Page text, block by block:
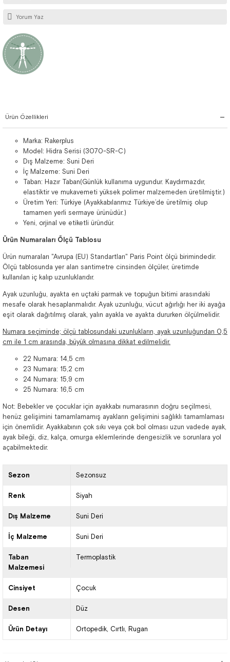
Yorum Yaz
Ürün Özellikleri
Marka: Rakerplus
Model: Hidra Serisi (3070-SR-C)
Dış Malzeme: Suni Deri
İç Malzeme: Suni Deri
Taban: Hazır Taban(Günlük kullanıma uygundur. Kaydırmazdır,
elastiktir ve mukavemeti yüksek polimer malzemeden üretilmiştir.)
Üretim Yeri: Türkiye (Ayakkabılarımız Türkiye’de üretilmiş olup
tamamen yerli sermaye ürünüdür.)
Yeni, orjinal ve etiketli üründür.
Ürün Numaraları Ölçü Tablosu
Ürün numaraları "Avrupa (EU) Standartları" Paris Point ölçü birimindedir.
Ölçü tablosunda yer alan santimetre cinsinden ölçüler, üretimde
kullanılan iç kalıp uzunluklarıdır.
Ayak uzunluğu, ayakta en uçtaki parmak ve topuğun bitimi arasındaki
mesafe olarak hesaplanmalıdır. Ayak uzunluğu, vücut ağırlığı her iki ayağa
eşit olarak dağıtılmış olarak, yalın ayakla ve ayakta dururken ölçülmelidir.
Numara seçiminde; ölçü tablosundaki uzunlukların, ayak uzunluğundan 0,5
cm ile 1 cm arasında, büyük olmasına dikkat edilmelidir.
22 Numara: 14,5 cm
23 Numara: 15,2 cm
24 Numara: 15,9 cm
25 Numara: 16,5 cm
Not: Bebekler ve çocuklar için ayakkabı numarasının doğru seçilmesi,
henüz gelişimini tamamlamamış ayakların gelişimini sağlıklı tamamlaması
için önemlidir. Ayakkabının çok sıkı veya çok bol olması uzun vadede ayak,
ayak bileği, diz, kalça, omurga eklemlerinde dengesizlik ve sorunlara yol
açabilmektedir.
Sezon Sezonsuz
Renk Siyah
Dış Malzeme Suni Deri
İç Malzeme Suni Deri
Taban
Malzemesi
Termoplastik
Cinsiyet Çocuk
Desen Düz
Ürün Detayı Ortopedik Cırtlı Rugan